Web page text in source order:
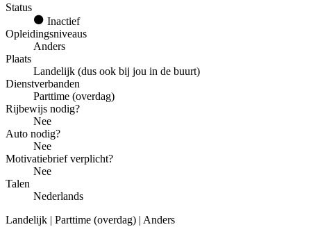
Status
Inactief
Opleidingsniveaus
Anders
Plaats
Landelijk (dus ook bij jou in de buurt)
Dienstverbanden
Parttime (overdag)
Rijbewijs nodig?
Nee
Auto nodig?
Nee
Motivatiebrief verplicht?
Nee
Talen
Nederlands
Landelijk | Parttime (overdag) | Anders